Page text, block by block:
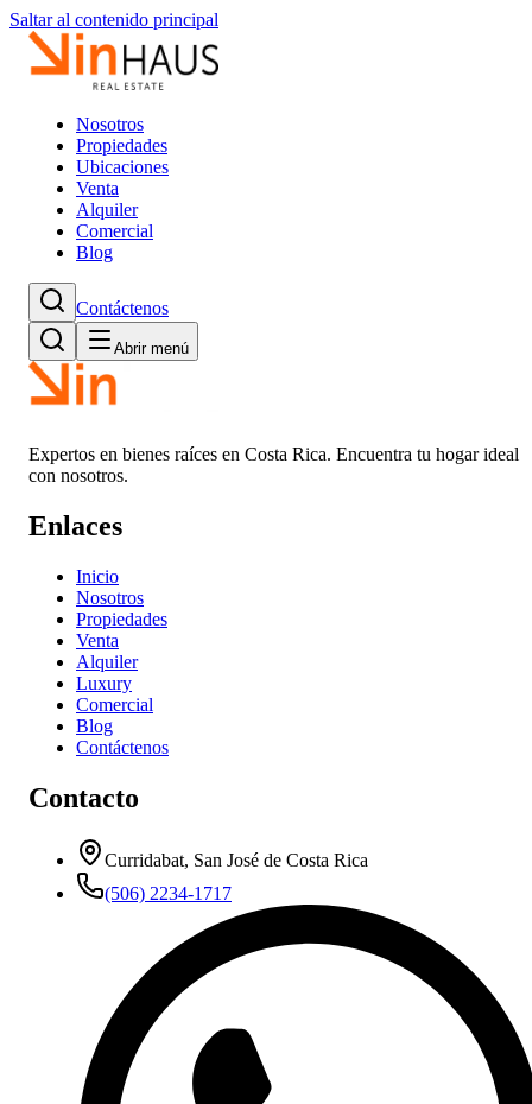
Saltar al contenido principal
Nosotros
Propiedades
Ubicaciones
Venta
Alquiler
Comercial
Blog
Contáctenos
Abrir menú
Expertos en bienes raíces en Costa Rica. Encuentra tu hogar ideal
con nosotros.
Enlaces
Inicio
Nosotros
Propiedades
Venta
Alquiler
Luxury
Comercial
Blog
Contáctenos
Contacto
Curridabat, San José de Costa Rica
(506) 2234-1717